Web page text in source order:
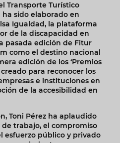
Transporte Turístico
sido elaborado en
Igualdad, la plataforma
de la discapacidad en
pasada edición de Fitur
como el destino nacional
edición de los ‘Premios
para reconocer los
e instituciones en
de la accesibilidad en
Toni Pérez ha aplaudido
de trabajo, el compromiso
esfuerzo público y privado